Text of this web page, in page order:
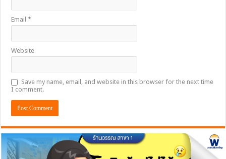
Email*
Website
Save my name, email, and website in this browser for the next time
I comment.